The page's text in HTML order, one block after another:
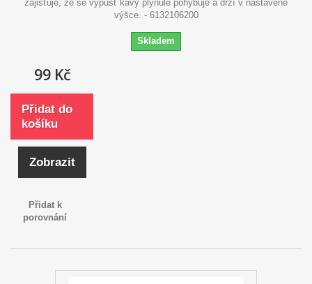
zajišťuje, že se výpusť kávy plynule pohybuje a drží v nastavené
výšce. - 6132106200
Skladem
99 Kč
Přidat do
košíku
Zobrazit
Přidat k
porovnání